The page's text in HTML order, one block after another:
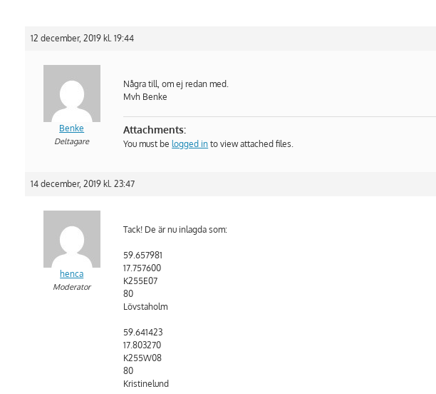
12 december, 2019 kl. 19:44
Benke
Deltagare
Några till, om ej redan med.
Mvh Benke
Attachments:
You must belogged in to view attached files.
14 december, 2019 kl. 23:47
henca
Moderator
Tack! De är nu inlagda som:
59.657981
17.757600
K255E07
80
Lövstaholm
59.641423
17.803270
K255W08
80
Kristinelund